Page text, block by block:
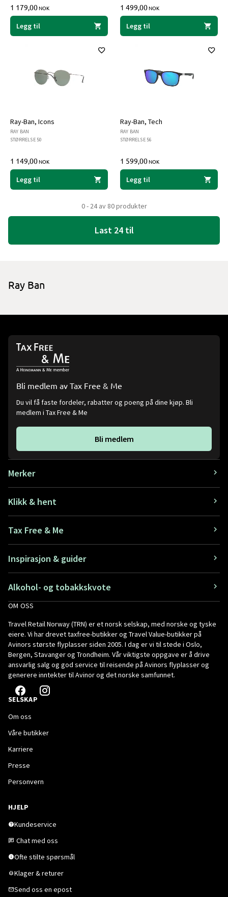
1 179,00NOK
Legg til
1 499,00NOK
Legg til
Ray-Ban, Icons
RAY BAN
STØRRELSE 50
1 149,00NOK
Legg til
Ray-Ban, Tech
RAY BAN
STØRRELSE 56
1 599,00NOK
Legg til
0 - 24 av 80 produkter
Last 24 til
Ray Ban
Bli medlem av Tax Free & Me
Du vil få faste fordeler, rabatter og poeng på dine kjøp. Bli
medlem i Tax Free & Me
Bli medlem
Merker
Klikk & hent
Tax Free & Me
Inspirasjon & guider
Alkohol- og tobakkskvote
OM OSS
Travel Retail Norway (TRN) er et norsk selskap, med norske og tyske
eiere. Vi har drevet taxfree-butikker og Travel Value-butikker på
Avinors største flyplasser siden 2005. I dag er vi til stede i Oslo,
Bergen, Stavanger og Trondheim. Vår viktigste oppgave er å drive
ansvarlig salg og god service til reisende på Avinors flyplasser og
generere inntekter til Avinor og det norske samfunnet.
SELSKAP
Om oss
Våre butikker
Karriere
Presse
Personvern
HJELP
Kundeservice
Chat med oss
Ofte stilte spørsmål
Klager & returer
Send oss en epost